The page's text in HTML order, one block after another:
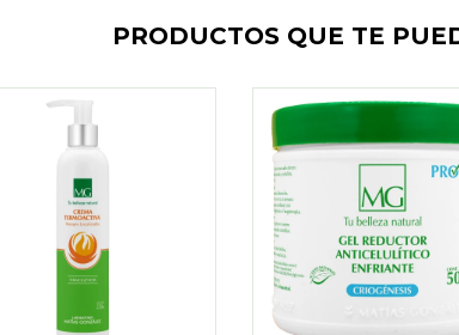
PRODUCTOS QUE TE